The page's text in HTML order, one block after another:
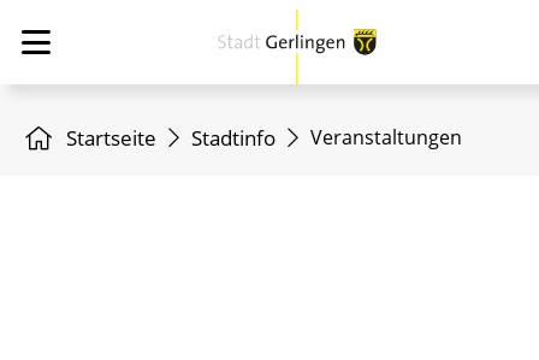
Startseite Stadtinfo Veranstaltungen